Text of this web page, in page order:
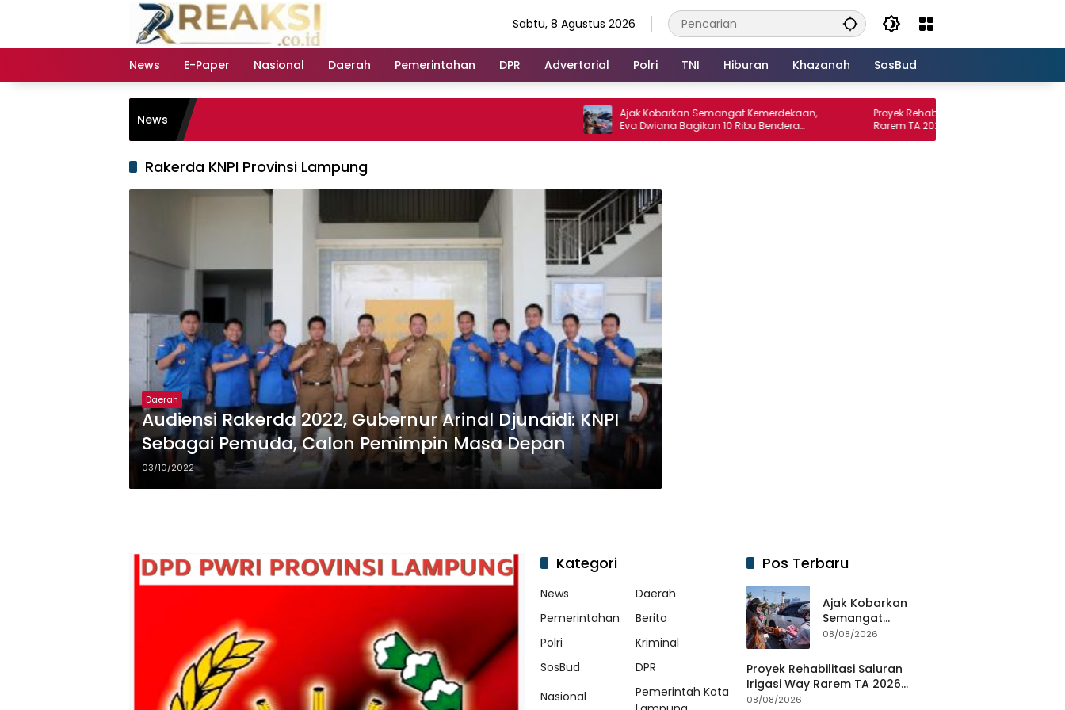
Sabtu, 8 Agustus 2026
News E-Paper Nasional Daerah Pemerintahan DPR Advertorial Polri TNI Hiburan Khazanah SosBud
News
Ajak Kobarkan Semangat Kemerdekaan,
Eva Dwiana Bagikan 10 Ribu Bendera
Merah Putih ke Warga
Proyek Rehabilitasi Saluran Irigasi Way
Rarem TA 2026 Diduga Tidak Sesuai SOP.
Rakerda KNPI Provinsi Lampung
Daerah
Audiensi Rakerda 2022, Gubernur Arinal Djunaidi: KNPI
Sebagai Pemuda, Calon Pemimpin Masa Depan
03/10/2022
Kategori
News
Daerah
Pemerintahan
Berita
Polri
Kriminal
SosBud
DPR
Nasional
Pemerintah Kota
Pos Terbaru
Ajak Kobarkan
Semangat
Kemerdekaan, Eva
Ribu Bendera
Merah Putih ke
08/08/2026
Proyek Rehabilitasi Saluran
Irigasi Way Rarem TA 2026
Diduga Tidak Sesuai SOP.
08/08/2026